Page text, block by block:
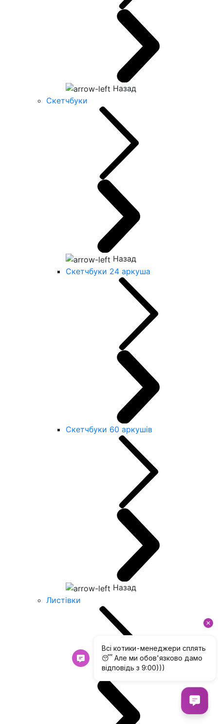
Назад
Скетчбуки
Назад
Скетчбуки 24 аркуша
Скетчбуки 60 аркушів
Назад
Листівки